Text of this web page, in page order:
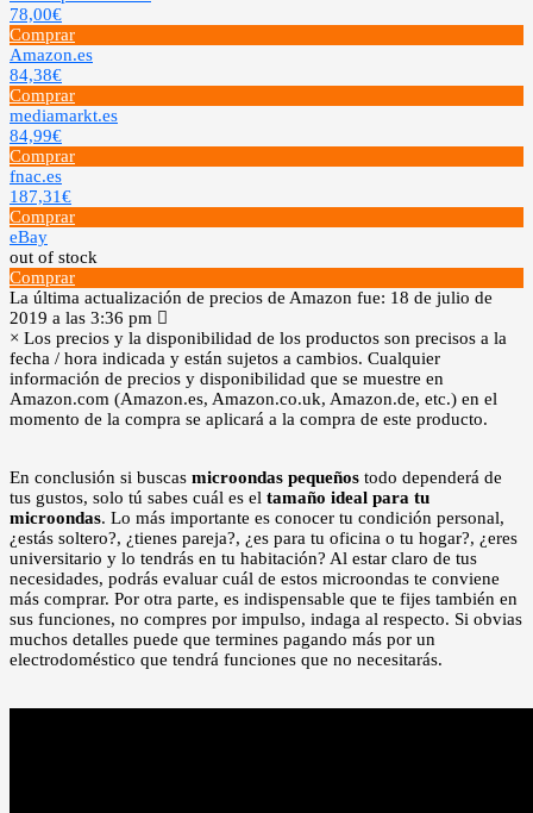
78,00€
Comprar
Amazon.es
84,38€
Comprar
mediamarkt.es
84,99€
Comprar
fnac.es
187,31€
Comprar
eBay
out of stock
Comprar
La última actualización de precios de Amazon fue: 18 de julio de
2019 a las 3:36 pm
× Los precios y la disponibilidad de los productos son precisos a la
fecha / hora indicada y están sujetos a cambios. Cualquier
información de precios y disponibilidad que se muestre en
Amazon.com (Amazon.es, Amazon.co.uk, Amazon.de, etc.) en el
momento de la compra se aplicará a la compra de este producto.
En conclusión si buscas microondas pequeños todo dependerá de
tus gustos, solo tú sabes cuál es el tamaño ideal para tu
microondas. Lo más importante es conocer tu condición personal,
¿estás soltero?, ¿tienes pareja?, ¿es para tu oficina o tu hogar?, ¿eres
universitario y lo tendrás en tu habitación? Al estar claro de tus
necesidades, podrás evaluar cuál de estos microondas te conviene
más comprar. Por otra parte, es indispensable que te fijes también en
sus funciones, no compres por impulso, indaga al respecto. Si obvias
muchos detalles puede que termines pagando más por un
electrodoméstico que tendrá funciones que no necesitarás.